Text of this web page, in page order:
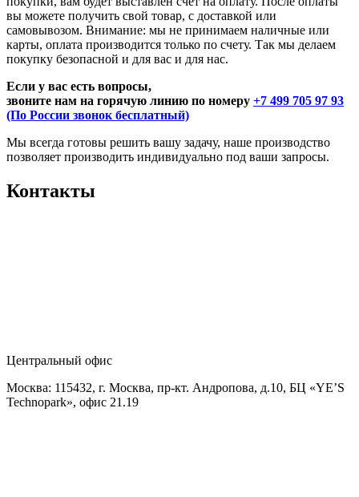
вы можете получить свой товар, с доставкой или
самовывозом. Внимание: мы не принимаем наличные или
карты, оплата производится только по счету. Так мы делаем
покупку безопасной и для вас и для нас.
Если у вас есть вопросы,
звоните нам на горячую линию по номеру +7 499 705 97 93
(По России звонок бесплатный)
Мы всегда готовы решить вашу задачу, наше производство
позволяет производить индивидуально под ваши запросы.
Контакты
Центральный офис
Москва: 115432, г. Москва, пр-кт. Андропова, д.10, БЦ «YE’S
Technopark», офис 21.19